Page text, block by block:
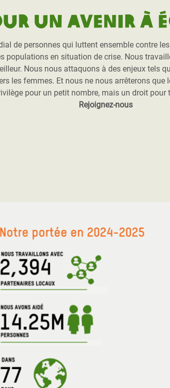
un avenir à
de personnes qui luttent ensemble contre
populations en situation de crise. Nous
Nous nous attaquons à des enjeux tels
les femmes. Et nous ne nous arrêterons que
pour un petit nombre, mais un droit pour
Rejoignez-nous